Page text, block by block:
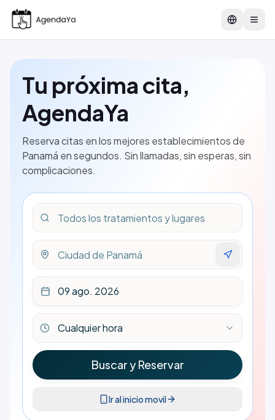
Change
Tu próxima cita,
AgendaYa
Reserva citas en los mejores establecimientos de
Panamá en segundos. Sin llamadas, sin esperas, sin
complicaciones.
09 ago. 2026
Cualquier hora
Buscar y Reservar
Ir al inicio movil